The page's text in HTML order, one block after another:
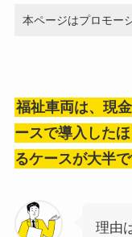
本ページはプロモー
福祉車両は、現
ースで導入した
るケースが大半で
理由